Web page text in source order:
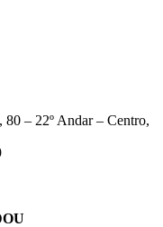
– 22º Andar – Centro,